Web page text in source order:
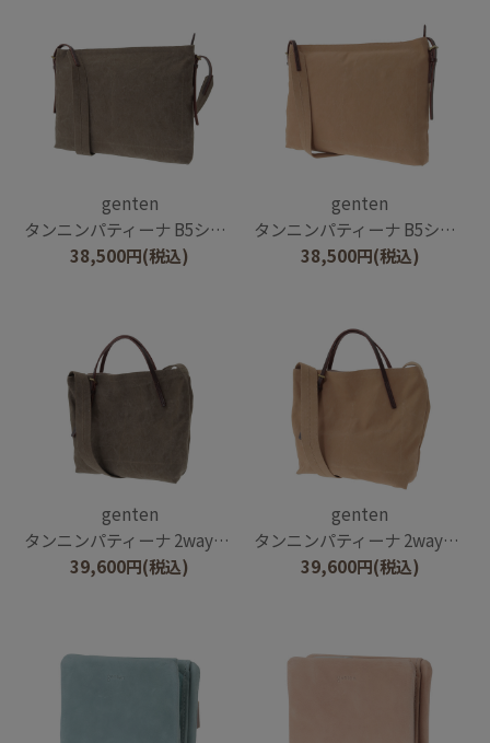
genten
タンニンパティーナ B5ショルダーバッグ
38,500円(税込)
genten
タンニンパティーナ B5ショルダーバッグ
38,500円(税込)
genten
タンニンパティーナ 2wayトートバッグ
39,600円(税込)
genten
タンニンパティーナ 2wayトートバッグ
39,600円(税込)